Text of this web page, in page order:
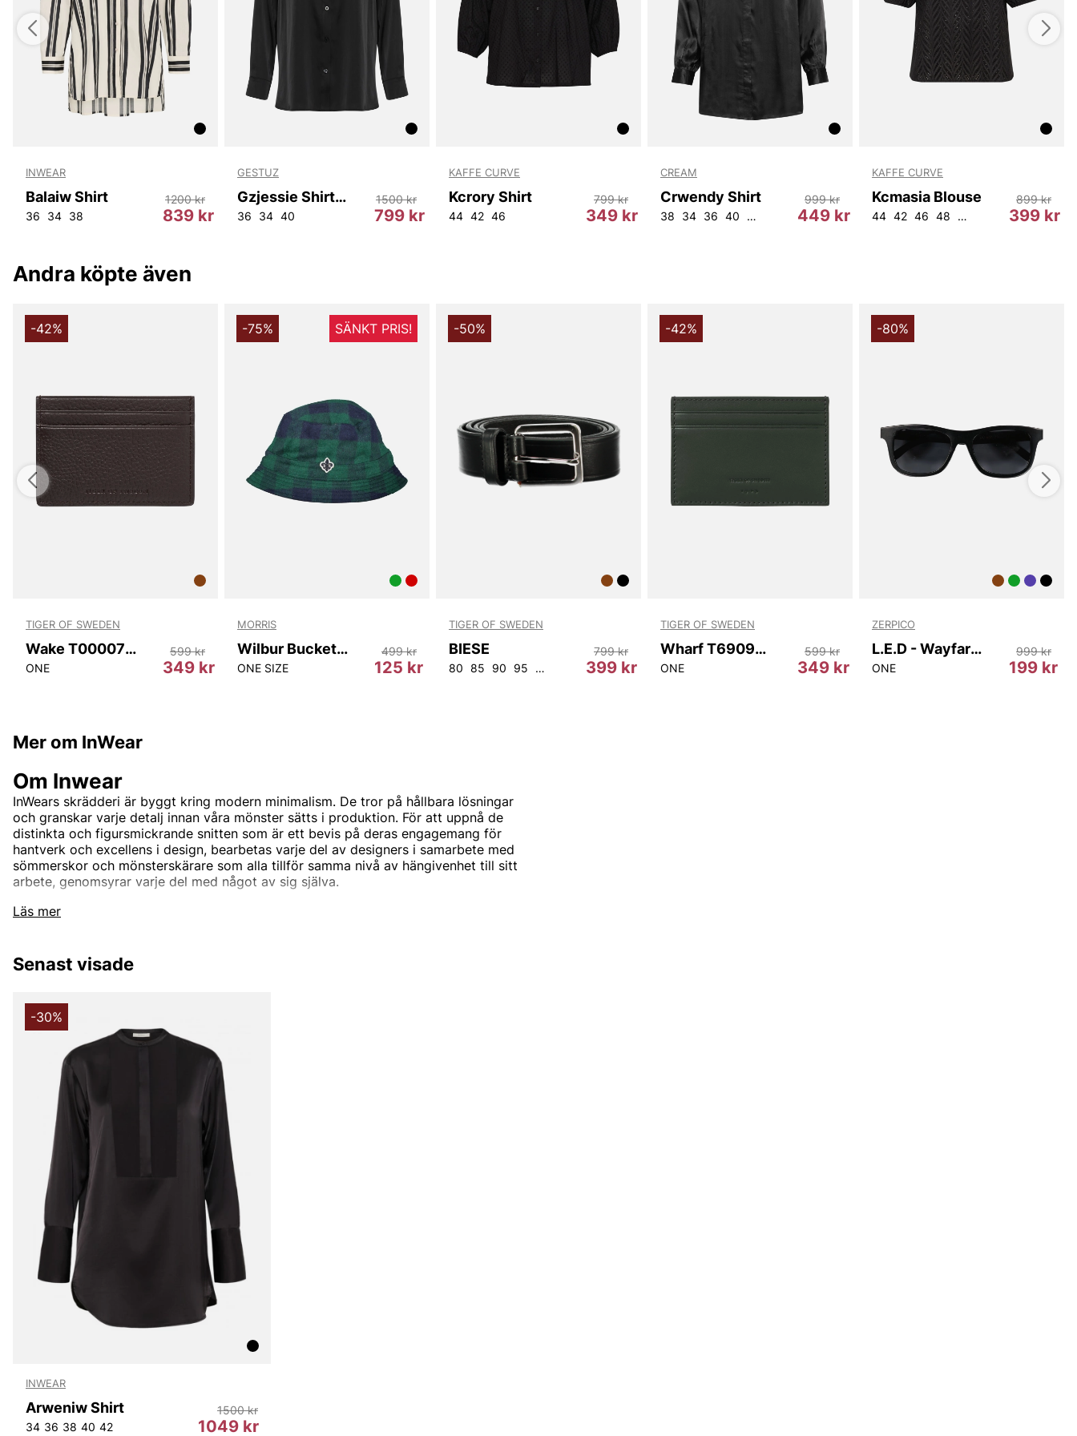
INWEAR
Balaiw Shirt
36 34 38 839 kr
1200 kr
GESTUZ
Gzjessie Shirt Noos
36 34 40 799 kr
1500 kr
KAFFE CURVE
Kcrory Shirt
44 42 46 349 kr
799 kr
CREAM
Crwendy Shirt
38 34 36 40 42 46
449 kr
999 kr
KAFFE CURVE
Kcmasia Blouse
44 42 46 48 50 54399 kr
899 kr
Andra köpte även
-42%
TIGER OF SWEDEN
Wake T00007 10N
ONE 349 kr
599 kr
-75% SÄNKT PRIS!
MORRIS
Wilbur Bucket Hat
ONE SIZE 125 kr
499 kr
-50%
TIGER OF SWEDEN
BIESE
80 85 90 95 100 399 kr
799 kr
-42%
TIGER OF SWEDEN
Wharf T69097 403
ONE 349 kr
599 kr
-80%
ZERPICO
L.E.D - Wayfarer
ONE 199 kr
999 kr
Mer om InWear
Läs mer
Om Inwear
InWears skrädderi är byggt kring modern minimalism. De tror på hållbara lösningar
och granskar varje detalj innan våra mönster sätts i produktion. För att uppnå de
distinkta och figursmickrande snitten som är ett bevis på deras engagemang för
hantverk och excellens i design, bearbetas varje del av designers i samarbete med
sömmerskor och mönsterskärare som alla tillför samma nivå av hängivenhet till sitt
arbete, genomsyrar varje del med något av sig själva.
Sedan 1969 har InWear stått för feminina och självsäkra damkläder, designade för
fest. Med fokus på kvalitet och hållbar design erbjuder InWear kläder som
Shoppa online eller besök vår butik för att hitta dina nya favoriter!
Andra populära varumärken:
Björn Borg
Replay
Oscar Jacobson
Senast visade
-30%
INWEAR
Arweniw Shirt
34 36 38 40 42 1049 kr
1500 kr